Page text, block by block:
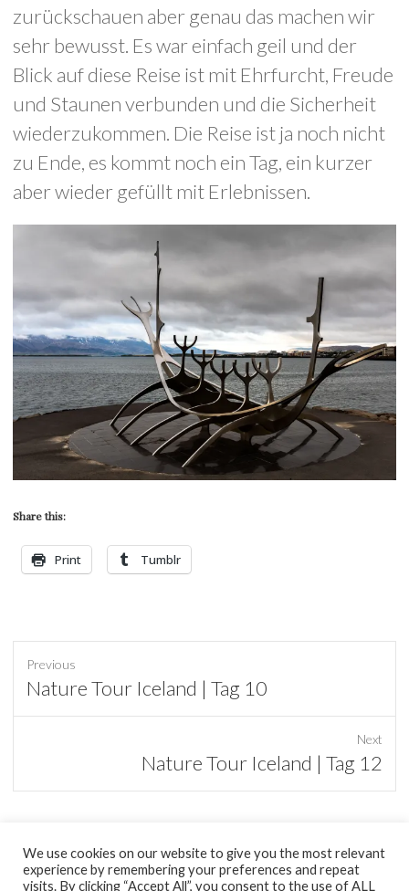
zurückschauen aber genau das machen wir
sehr bewusst. Es war einfach geil und der
Blick auf diese Reise ist mit Ehrfurcht, Freude
und Staunen verbunden und die Sicherheit
wiederzukommen. Die Reise ist ja noch nicht
zu Ende, es kommt noch ein Tag, ein kurzer
aber wieder gefüllt mit Erlebnissen.
Share this:
Print Tumblr
Previous
Previous
post:
Nature Tour Iceland | Tag 10
Next
post:
Nature Tour Iceland | Tag 12
tumblr
We use cookies on our website to give you the most relevant
experience by remembering your preferences and repeat
visits. By clicking “Accept All”, you consent to the use of ALL